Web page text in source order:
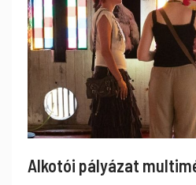
Alkotói pályázat